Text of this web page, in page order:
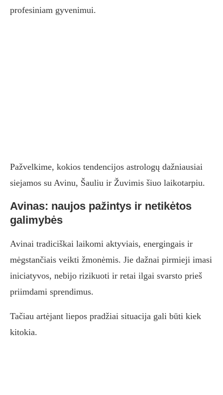
profesiniam gyvenimui.
Pažvelkime, kokios tendencijos astrologų dažniausiai
siejamos su Avinu, Šauliu ir Žuvimis šiuo laikotarpiu.
Avinas: naujos pažintys ir netikėtos
galimybės
Avinai tradiciškai laikomi aktyviais, energingais ir
mėgstančiais veikti žmonėmis. Jie dažnai pirmieji imasi
iniciatyvos, nebijo rizikuoti ir retai ilgai svarsto prieš
priimdami sprendimus.
Tačiau artėjant liepos pradžiai situacija gali būti kiek
kitokia.